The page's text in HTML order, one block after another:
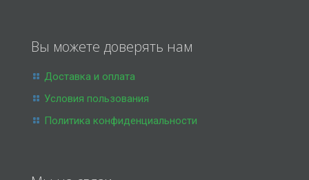
Вы можете доверять нам
Доставка и оплата
Условия пользования
Политика конфиденциальности